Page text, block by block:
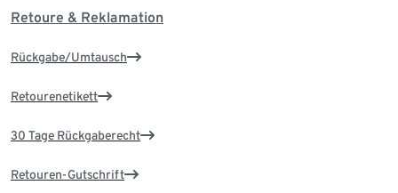
Retoure & Reklamation
Rückgabe/Umtausch
Retourenetikett
30 Tage Rückgaberecht
Retouren-Gutschrift